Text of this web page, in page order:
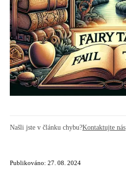
Našli jste v článku chybu?Kontaktujte nás
Publikováno: 27. 08. 2024